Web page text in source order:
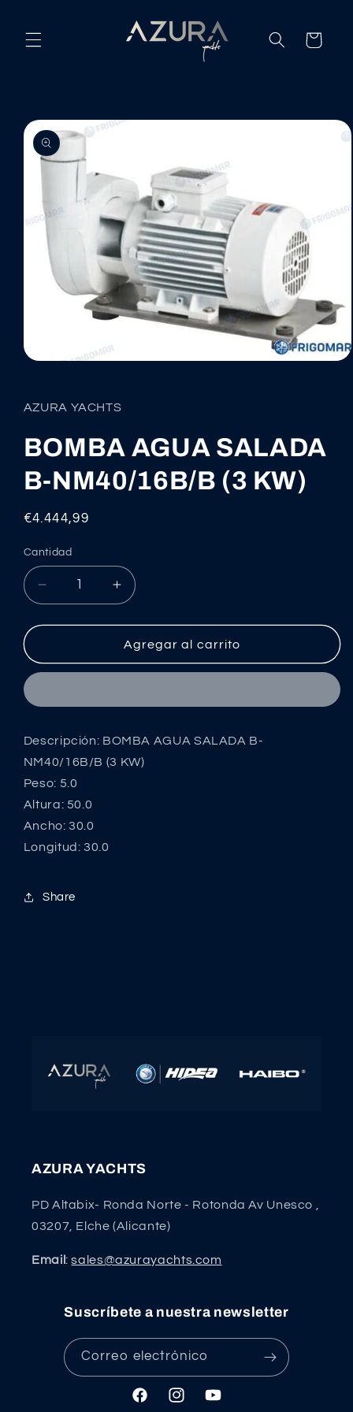
al contenido
Carrito
directamente
a la
información
del producto
1
en
ventana
modal
AZURA YACHTS
BOMBA AGUA SALADA
B-NM40/16B/B (3 KW)
Precio
€4.444,99
Cantidad
Reducir
cantidad
para
AGUA
KW)
Aumentar
cantidad
para
BOMBA
AGUA
KW)
Agregar al carrito
Descripción: BOMBA AGUA SALADA B-
NM40/16B/B (3 KW)
Peso: 5.0
Altura: 50.0
Ancho: 30.0
Longitud: 30.0
Share
AZURA YACHTS
PD Altabix- Ronda Norte - Rotonda Av Unesco ,
03207, Elche (Alicante)
Email:sales@azurayachts.com
Suscríbete a nuestra newsletter
Correo electrónico
FacebookInstagramYouTube